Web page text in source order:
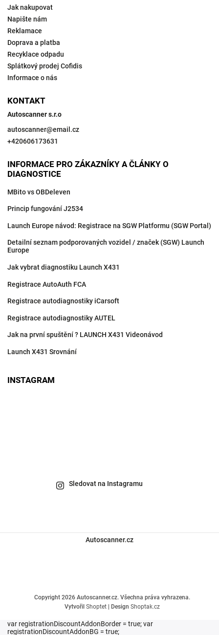
Jak nakupovat
Napište nám
Reklamace
Doprava a platba
Recyklace odpadu
Splátkový prodej Cofidis
Informace o nás
KONTAKT
Autoscanner s.r.o
autoscanner@email.cz
+420606173631
INFORMACE PRO ZÁKAZNÍKY A ČLÁNKY O
DIAGNOSTICE
MBito vs OBDeleven
Princip fungování J2534
Launch Europe návod: Registrace na SGW Platformu (SGW Portal)
Detailní seznam podporovaných vozidel / značek (SGW) Launch
Europe
Jak vybrat diagnostiku Launch X431
Registrace AutoAuth FCA
Registrace autodiagnostiky iCarsoft
Registrace autodiagnostiky AUTEL
Jak na první spuštění ? LAUNCH X431 Videonávod
Launch X431 Srovnání
INSTAGRAM
Sledovat na Instagramu
Autoscanner.cz
Copyright 2026 Autoscanner.cz. Všechna práva vyhrazena.
Vytvořil Shoptet| Design Shoptak.cz
var registrationDiscountAddonBorder = true; var
registrationDiscountAddonBG = true;